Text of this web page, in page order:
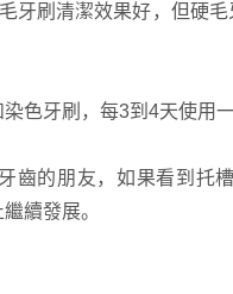
牙刷清潔效果好，但硬
色牙刷，每3到4天使用
齒的朋友，如果看到托
續發展。